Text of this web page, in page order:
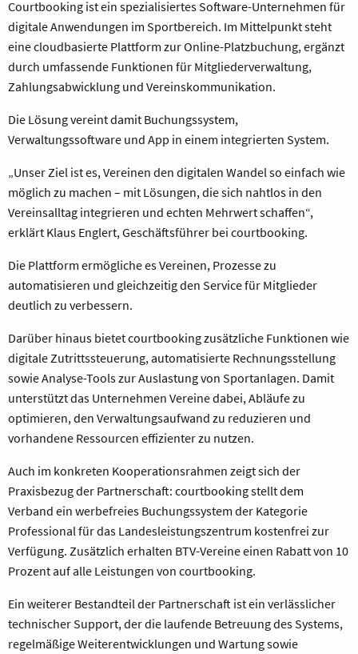
Courtbooking ist ein spezialisiertes Software-Unternehmen für
digitale Anwendungen im Sportbereich. Im Mittelpunkt steht
eine cloudbasierte Plattform zur Online-Platzbuchung, ergänzt
durch umfassende Funktionen für Mitgliederverwaltung,
Zahlungsabwicklung und Vereinskommunikation.
Die Lösung vereint damit Buchungssystem,
Verwaltungssoftware und App in einem integrierten System.
„Unser Ziel ist es, Vereinen den digitalen Wandel so einfach wie
möglich zu machen – mit Lösungen, die sich nahtlos in den
Vereinsalltag integrieren und echten Mehrwert schaffen“,
erklärt Klaus Englert, Geschäftsführer bei courtbooking.
Die Plattform ermögliche es Vereinen, Prozesse zu
automatisieren und gleichzeitig den Service für Mitglieder
deutlich zu verbessern.
Darüber hinaus bietet courtbooking zusätzliche Funktionen wie
digitale Zutrittssteuerung, automatisierte Rechnungsstellung
sowie Analyse-Tools zur Auslastung von Sportanlagen. Damit
unterstützt das Unternehmen Vereine dabei, Abläufe zu
optimieren, den Verwaltungsaufwand zu reduzieren und
vorhandene Ressourcen effizienter zu nutzen.
Auch im konkreten Kooperationsrahmen zeigt sich der
Praxisbezug der Partnerschaft: courtbooking stellt dem
Verband ein werbefreies Buchungssystem der Kategorie
Professional für das Landesleistungszentrum kostenfrei zur
Verfügung. Zusätzlich erhalten BTV-Vereine einen Rabatt von 10
Prozent auf alle Leistungen von courtbooking.
Ein weiterer Bestandteil der Partnerschaft ist ein verlässlicher
technischer Support, der die laufende Betreuung des Systems,
regelmäßige Weiterentwicklungen und Wartung sowie